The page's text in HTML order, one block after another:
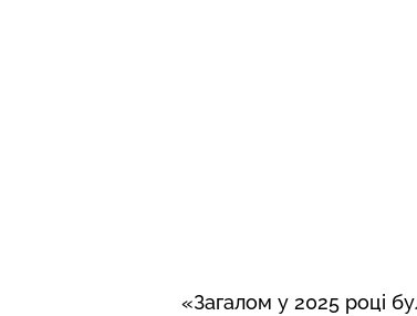
«Загалом у 2025 році